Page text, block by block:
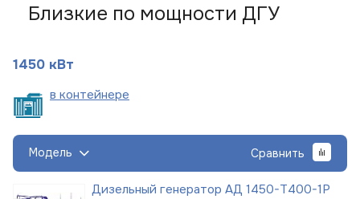
Близкие по мощности ДГУ
1450 кВт
в контейнере
Модель Сравнить
Дизельный генератор АД 1450-Т400-1Р